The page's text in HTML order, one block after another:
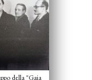
della "Gaia